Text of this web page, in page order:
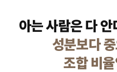
아는 사람은 다 안
성분보다
조합 비